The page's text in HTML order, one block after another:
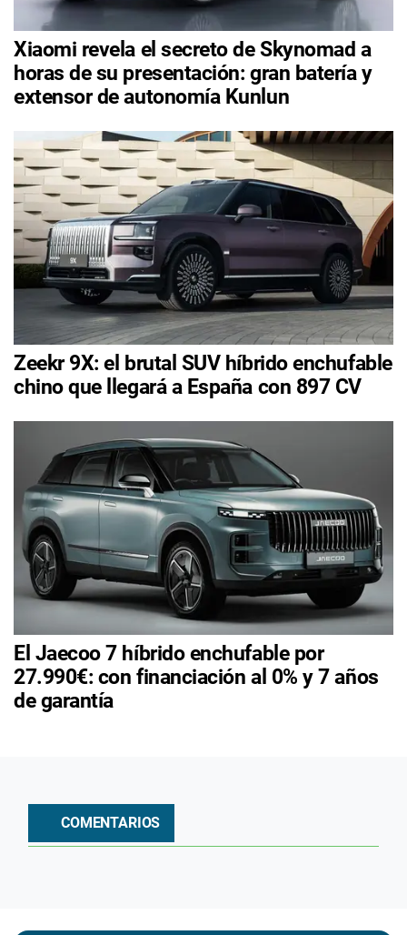
Xiaomi revela el secreto de Skynomad a
horas de su presentación: gran batería y
extensor de autonomía Kunlun
Zeekr 9X: el brutal SUV híbrido enchufable
chino que llegará a España con 897 CV
El Jaecoo 7 híbrido enchufable por
27.990€: con financiación al 0% y 7 años
de garantía
COMENTARIOS